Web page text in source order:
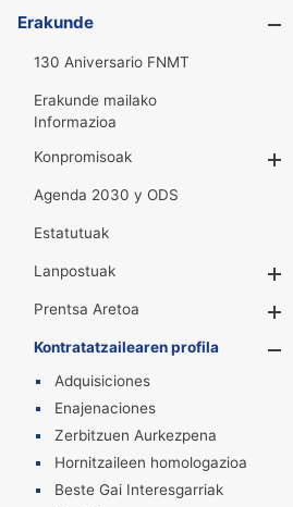
Erakunde
130 Aniversario FNMT
Erakunde mailako
Informazioa
Konpromisoak
Agenda 2030 y ODS
Estatutuak
Lanpostuak
Prentsa Aretoa
Kontratatzailearen profila
Adquisiciones
Enajenaciones
Zerbitzuen Aurkezpena
Hornitzaileen homologazioa
Beste Gai Interesgarriak